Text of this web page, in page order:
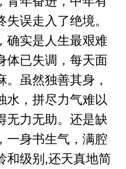
误走入了绝境。
确实是人生最艰难
体已失调，每天面
虽然独善其身，
水，拼尽力气难以
无力无助。还是缺
一身书生气，满腔
和级别,还天真地简